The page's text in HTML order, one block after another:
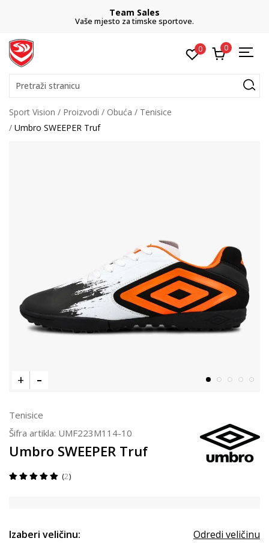
Team Sales
Vaše mjesto za timske sportove.
0 0
Pretraži stranicu
Sport Vision Proizvodi Obuća
Tenisice
Umbro SWEEPER Truf
Tenisice
Šifra artikla: UMF223M114-10
Umbro SWEEPER Truf
2
Izaberi veličinu: Odredi veličinu